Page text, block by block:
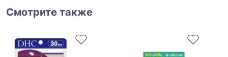
Смотрите также